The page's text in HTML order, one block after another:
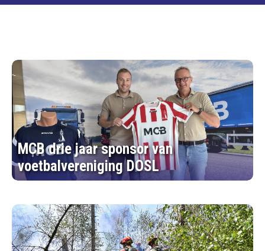
MCB drie jaar sponsor van
voetbalvereniging DOSL